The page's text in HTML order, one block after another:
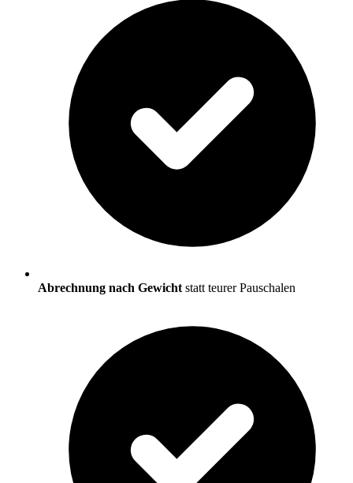
Abrechnung nach Gewicht statt teurer Pauschalen